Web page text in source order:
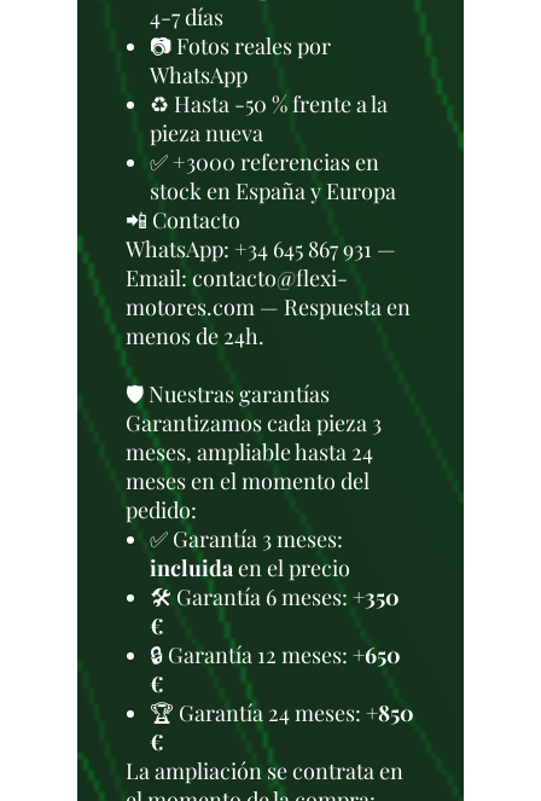
4-7 días
📷 Fotos reales por
WhatsApp
♻️ Hasta -50 % frente a la
pieza nueva
✅ +3000 referencias en
stock en España y Europa
📲 Contacto
WhatsApp: +34 645 867 931 —
Email: contacto@flexi-
motores.com — Respuesta en
menos de 24h.
🛡️ Nuestras garantías
Garantizamos cada pieza 3
meses, ampliable hasta 24
meses en el momento del
pedido:
✅ Garantía 3 meses:
incluidaen el precio
🛠️ Garantía 6 meses: +350
€
🔒 Garantía 12 meses: +650
€
🏆 Garantía 24 meses: +850
€
La ampliación se contrata en